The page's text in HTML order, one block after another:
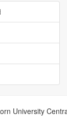
University